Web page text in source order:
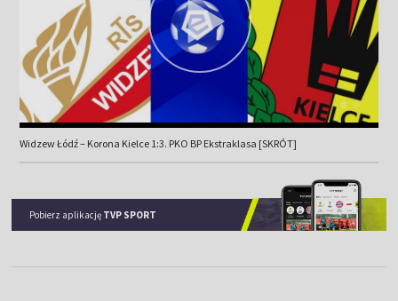
Widzew Łódź – Korona Kielce 1:3. PKO BP Ekstraklasa [SKRÓT]
Pobierz aplikację TVP SPORT